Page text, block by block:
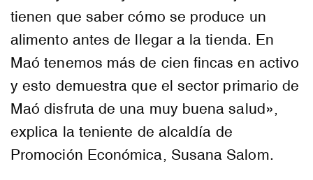
tienen que saber cómo se produce un
alimento antes de llegar a la tienda. En
Maó tenemos más de cien fincas en activo
y esto demuestra que el sector primario de
Maó disfruta de una muy buena salud»,
explica la teniente de alcaldía de
Promoción Económica, Susana Salom.